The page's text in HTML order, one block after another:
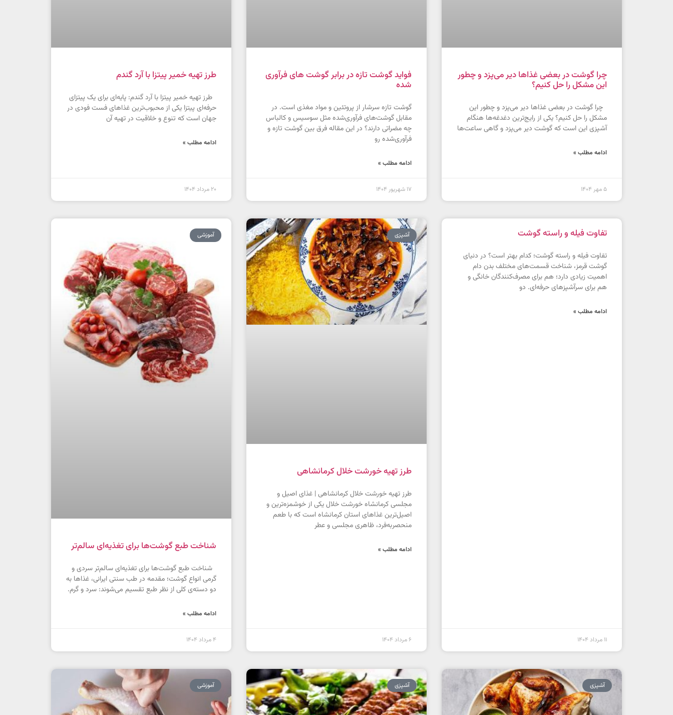
چرا گوشت در بعضی غذاها دیر می‌پزد و چطور
این مشکل را حل کنیم؟
چرا گوشت در بعضی غذاها دیر می‌پزد و چطور این
مشکل را حل کنیم؟ یکی از رایج‌ترین دغدغه‌ها هنگام
آشپزی این است که گوشت دیر می‌پزد و گاهی ساعت‌ها
ادامه مطلب »
5 مهر 1404
فواید گوشت تازه در برابر گوشت های فرآوری
شده
گوشت تازه سرشار از پروتئین و مواد مغذی است. در
مقابل گوشت‌های فرآوری‌شده مثل سوسیس و کالباس
چه مضراتی دارند؟ در این مقاله فرق بین گوشت تازه و
فرآوری‌شده رو
ادامه مطلب »
17 شهریور 1404
طرز تهیه خمیر پیتزا با آرد گندم
طرز تهیه خمیر پیتزا با آرد گندم: پایه‌ای برای یک پیتزای
حرفه‌ای پیتزا یکی از محبوب‌ترین غذاهای فست فودی در
جهان است که تنوع و خلاقیت در تهیه آن
ادامه مطلب »
20 مرداد 1404
تفاوت فیله و راسته گوشت
تفاوت فیله و راسته گوشت؛ کدام بهتر است؟ در دنیای
گوشت قرمز، شناخت قسمت‌های مختلف بدن دام
اهمیت زیادی دارد؛ هم برای مصرف‌کنندگان خانگی و
هم برای سرآشپزهای حرفه‌ای. دو
ادامه مطلب »
11 مرداد 1404
آشپزی
طرز تهیه خورشت خلال کرمانشاهی
طرز تهیه خورشت خلال کرمانشاهی | غذای اصیل و
مجلسی کرمانشاه خورشت خلال یکی از خوشمزه‌ترین و
اصیل‌ترین غذاهای استان کرمانشاه است که با طعم
منحصربه‌فرد، ظاهری مجلسی و عطر
ادامه مطلب »
6 مرداد 1404
آموزشی
شناخت طبع گوشت‌ها برای تغذیه‌ای سالم‌تر
شناخت طبع گوشت‌ها برای تغذیه‌ای سالم‌تر سردی و
گرمی انواع گوشت؛ مقدمه در طب سنتی ایرانی، غذاها به
دو دسته‌ی کلی از نظر طبع تقسیم می‌شوند: سرد و گرم.
ادامه مطلب »
4 مرداد 1404
آشپزی آشپزی آموزشی